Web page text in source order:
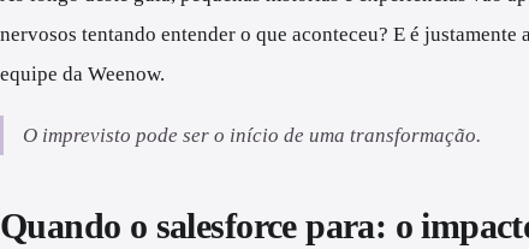
nervosos tentando entender o que aconteceu? E é
equipe da Weenow.
O imprevisto pode ser o início de uma transformação.
Quando o salesforce para: o